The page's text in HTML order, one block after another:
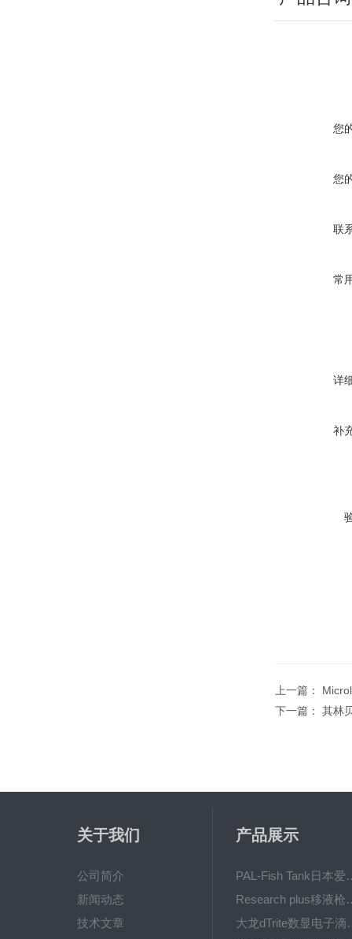
您
您
联
常
详
补
上一篇：
下一篇： 其林
关于我们
公司简介
新闻动态
技术文章
产品展示
PAL-Fish Tank
Research plus
大龙dTrite